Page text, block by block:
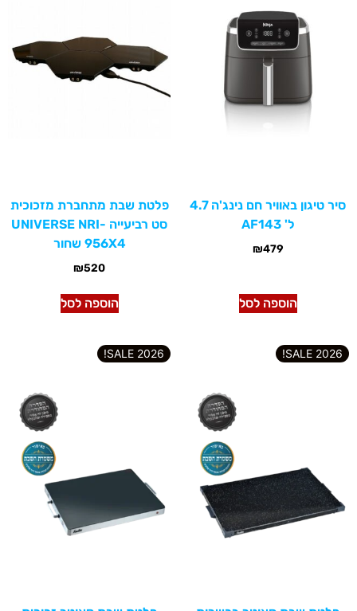
סיר טיגון באוויר חם נינג'ה 4.7
ל' AF143
₪479
הוספה לסל
פלטת שבת מתחברת מזכוכית
סט רביעייה UNIVERSE NRI-
956X4 שחור
₪520
הוספה לסל
2026 SALE!
2026 SALE!